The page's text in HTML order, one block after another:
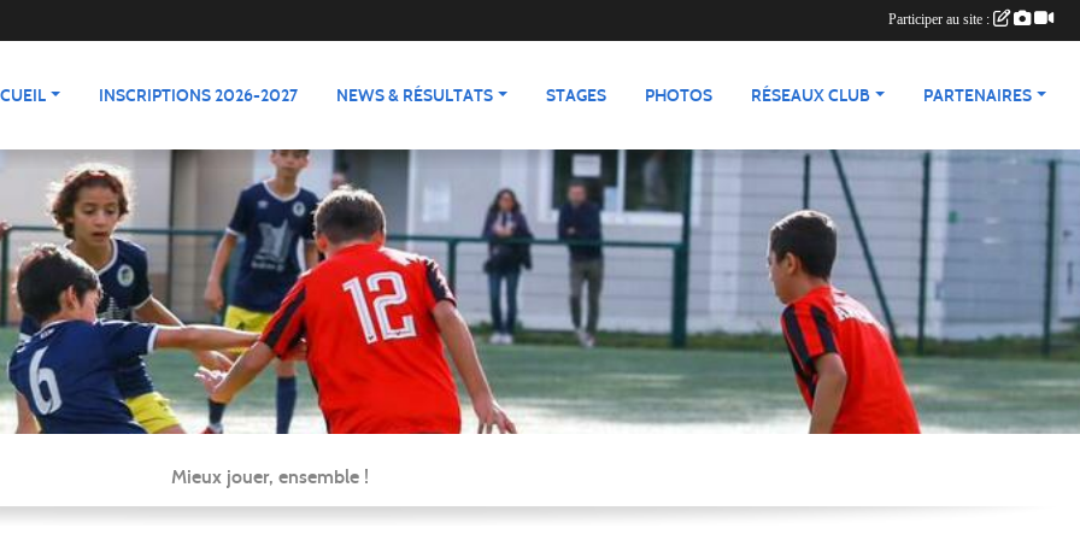
INSCRIPTIONS 2026-2027 NEWS & RÉSULTATS STAGES PHOTOS RÉSEAUX CLUB PARTENAIRES
Mieux jouer, ensemble !
Participer au site :